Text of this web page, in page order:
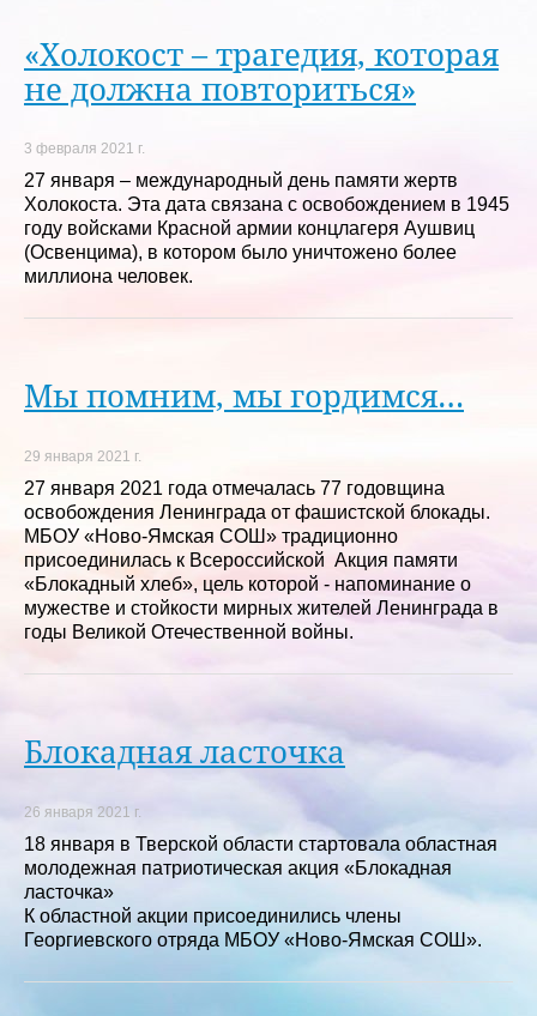
«Холокост – трагедия, которая
не должна повториться»
3 февраля 2021 г.
27 января – международный день памяти жертв
Холокоста. Эта дата связана с освобождением в 1945
году войсками Красной армии концлагеря Аушвиц
(Освенцима), в котором было уничтожено более
миллиона человек.
Мы помним, мы гордимся…
29 января 2021 г.
27 января 2021 года отмечалась 77 годовщина
освобождения Ленинграда от фашистской блокады.
МБОУ «Ново-Ямская СОШ» традиционно
присоединилась к Всероссийской Акция памяти
«Блокадный хлеб», цель которой - напоминание о
мужестве и стойкости мирных жителей Ленинграда в
годы Великой Отечественной войны.
Блокадная ласточка
26 января 2021 г.
18 января в Тверской области стартовала областная
молодежная патриотическая акция «Блокадная
ласточка»
К областной акции присоединились члены
Георгиевского отряда МБОУ «Ново-Ямская СОШ».